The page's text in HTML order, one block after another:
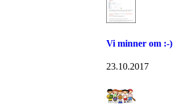
Vi minner om :-)
23.10.2017